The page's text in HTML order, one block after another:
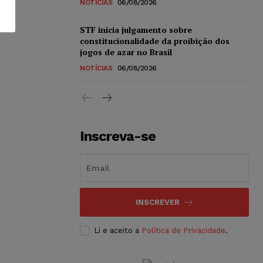
NOTÍCIAS 06/08/2026
STF inicia julgamento sobre
constitucionalidade da proibição dos
jogos de azar no Brasil
NOTÍCIAS 06/08/2026
Inscreva-se
INSCREVER
Li e aceito a Política de Privacidade.